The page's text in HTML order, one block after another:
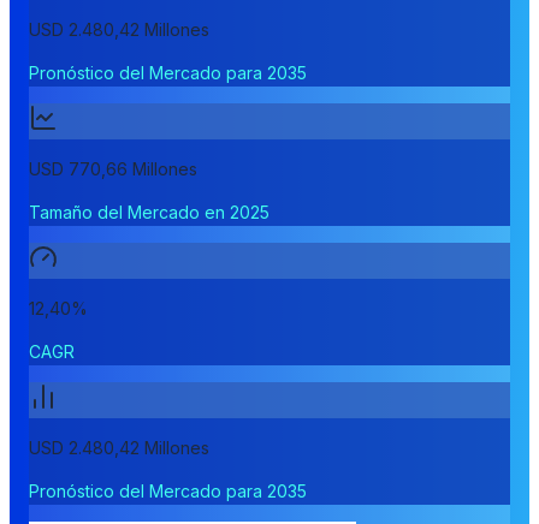
USD 2.480,42 Millones
Pronóstico del Mercado para 2035
USD 770,66 Millones
Tamaño del Mercado en 2025
12,40%
CAGR
USD 2.480,42 Millones
Pronóstico del Mercado para 2035